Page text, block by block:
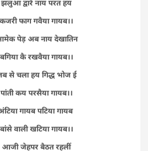
झलुआ द्वारे नाय परत हय
कजरी फाग गवैया गायब।।
पेड़ अब नाय देखातिन
बगिया कै रखवैया गायब।।
से चला हय गिद्ध भोज ई
पांती कय परसैया गायब।।
गायब पटिया गायब
बांसे वाली खटिया गायब।।
आजी जेहपर बैठत रहलीं